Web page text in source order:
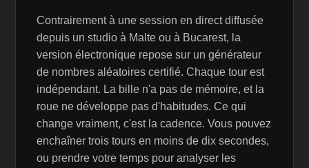
Contrairement à une session en direct diffusée
depuis un studio à Malte ou à Bucarest, la
version électronique repose sur un générateur
de nombres aléatoires certifié. Chaque tour est
indépendant. La bille n'a pas de mémoire, et la
roue ne développe pas d'habitudes. Ce qui
change vraiment, c'est la cadence. Vous pouvez
enchaîner trois tours en moins de dix secondes,
ou prendre votre temps pour analyser les